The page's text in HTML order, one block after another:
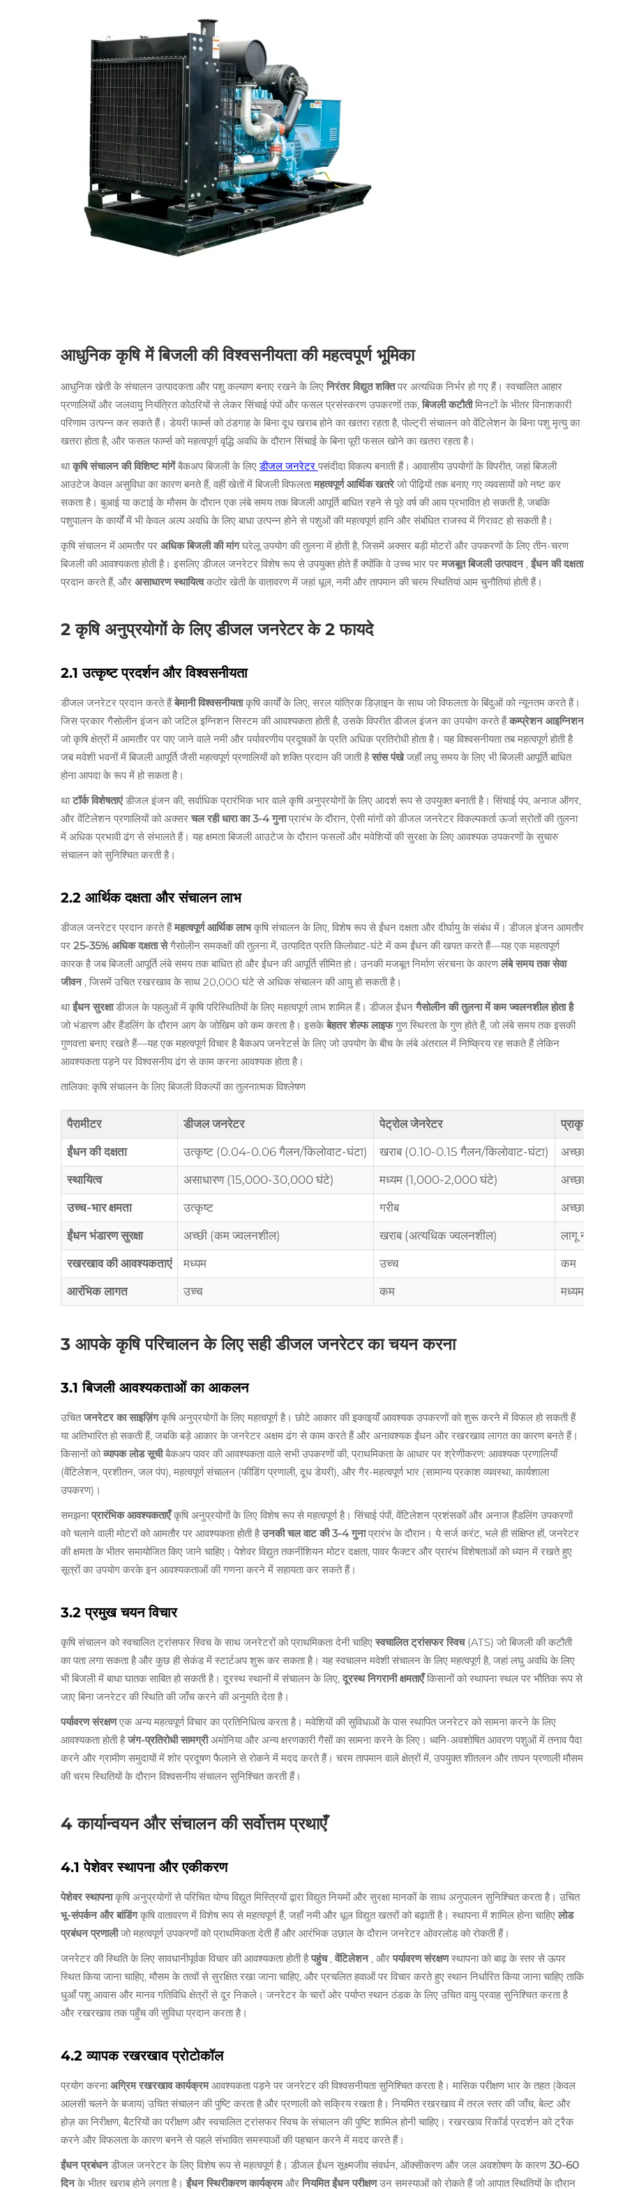
आधुनिक कृषि में बिजली की विश्वसनीयता की महत्वपूर्ण भूमिका
आधुनिक खेती के संचालन उत्पादकता और पशु कल्याण बनाए रखने के लिए निरंतर विद्युत शक्तिपर अत्यधिक निर्भर हो गए हैं। स्वचालित आहार
प्रणालियों और जलवायु नियंत्रित कोठरियों से लेकर सिंचाई पंपों और फसल प्रसंस्करण उपकरणों तक, बिजली कटौतीमिनटों के भीतर विनाशकारी
परिणाम उत्पन्न कर सकते हैं। डेयरी फार्म्स को ठंडगाह के बिना दूध खराब होने का खतरा रहता है, पोल्ट्री संचालन को वेंटिलेशन के बिना पशु मृत्यु का
खतरा होता है, और फसल फार्म्स को महत्वपूर्ण वृद्धि अवधि के दौरान सिंचाई के बिना पूरी फसल खोने का खतरा रहता है।
थाकृषि संचालन की विशिष्ट मांगेंबैकअप बिजली के लिएडीजल जनरेटर पसंदीदा विकल्प बनाती हैं। आवासीय उपयोगों के विपरीत, जहां बिजली
आउटेज केवल असुविधा का कारण बनते हैं, वहीं खेतों में बिजली विफलतामहत्वपूर्ण आर्थिक खतरेजो पीढ़ियों तक बनाए गए व्यवसायों को नष्ट कर
सकता है। बुआई या कटाई के मौसम के दौरान एक लंबे समय तक बिजली आपूर्ति बाधित रहने से पूरे वर्ष की आय प्रभावित हो सकती है, जबकि
पशुपालन के कार्यों में भी केवल अल्प अवधि के लिए बाधा उत्पन्न होने से पशुओं की महत्वपूर्ण हानि और संबंधित राजस्व में गिरावट हो सकती है।
कृषि संचालन में आमतौर पर अधिक बिजली की मांगघरेलू उपयोग की तुलना में होती है, जिसमें अक्सर बड़ी मोटरों और उपकरणों के लिए तीन-चरण
बिजली की आवश्यकता होती है। इसलिए डीजल जनरेटर विशेष रूप से उपयुक्त होते हैं क्योंकि वे उच्च भार पर मजबूत बिजली उत्पादन , ईंधन की दक्षता
प्रदान करते हैं, और असाधारण स्थायित्वकठोर खेती के वातावरण में जहां धूल, नमी और तापमान की चरम स्थितियां आम चुनौतियां होती हैं।
2 कृषि अनुप्रयोगों के लिए डीजल जनरेटर के 2 फायदे
2.1 उत्कृष्ट प्रदर्शन और विश्वसनीयता
डीजल जनरेटर प्रदान करते हैंबेमानी विश्वसनीयताकृषि कार्यों के लिए, सरल यांत्रिक डिज़ाइन के साथ जो विफलता के बिंदुओं को न्यूनतम करते हैं।
जिस प्रकार गैसोलीन इंजन को जटिल इग्निशन सिस्टम की आवश्यकता होती है, उसके विपरीत डीजल इंजन का उपयोग करते हैंकम्प्रेशन आइग्निशन
जो कृषि क्षेत्रों में आमतौर पर पाए जाने वाले नमी और पर्यावरणीय प्रदूषकों के प्रति अधिक प्रतिरोधी होता है। यह विश्वसनीयता तब महत्वपूर्ण होती है
जब मवेशी भवनों में बिजली आपूर्ति जैसी महत्वपूर्ण प्रणालियों को शक्ति प्रदान की जाती हैसांस पंखेजहाँ लघु समय के लिए भी बिजली आपूर्ति बाधित
होना आपदा के रूप में हो सकता है।
थाटॉर्क विशेषताएंडीजल इंजन की, सर्वाधिक प्रारंभिक भार वाले कृषि अनुप्रयोगों के लिए आदर्श रूप से उपयुक्त बनाती है। सिंचाई पंप, अनाज ऑगर,
और वेंटिलेशन प्रणालियों को अक्सर चल रही धारा का 3-4 गुनाप्रारंभ के दौरान, ऐसी मांगों को डीजल जनरेटर विकल्पकर्ता ऊर्जा स्रोतों की तुलना
में अधिक प्रभावी ढंग से संभालते हैं। यह क्षमता बिजली आउटेज के दौरान फसलों और मवेशियों की सुरक्षा के लिए आवश्यक उपकरणों के सुचारु
संचालन को सुनिश्चित करती है।
2.2 आर्थिक दक्षता और संचालन लाभ
डीजल जनरेटर प्रदान करते हैंमहत्वपूर्ण आर्थिक लाभकृषि संचालन के लिए, विशेष रूप से ईंधन दक्षता और दीर्घायु के संबंध में। डीजल इंजन आमतौर
पर 25-35% अधिक दक्षता सेगैसोलीन समकक्षों की तुलना में, उत्पादित प्रति किलोवाट-घंटे में कम ईंधन की खपत करते हैं—यह एक महत्वपूर्ण
कारक है जब बिजली आपूर्ति लंबे समय तक बाधित हो और ईंधन की आपूर्ति सीमित हो। उनकी मजबूत निर्माण संरचना के कारणलंबे समय तक सेवा
जीवन , जिसमें उचित रखरखाव के साथ 20,000 घंटे से अधिक संचालन की आयु हो सकती है।
थाईंधन सुरक्षाडीजल के पहलुओं में कृषि परिस्थितियों के लिए महत्वपूर्ण लाभ शामिल हैं। डीजल ईंधन गैसोलीन की तुलना में कम ज्वलनशील होता है
जो भंडारण और हैंडलिंग के दौरान आग के जोखिम को कम करता है। इसकेबेहतर शेल्फ लाइफगुण स्थिरता के गुण होते हैं, जो लंबे समय तक इसकी
गुणवत्ता बनाए रखते हैं—यह एक महत्वपूर्ण विचार है बैकअप जनरेटर्स के लिए जो उपयोग के बीच के लंबे अंतराल में निष्क्रिय रह सकते हैं लेकिन
आवश्यकता पड़ने पर विश्वसनीय ढंग से काम करना आवश्यक होता है।
तालिका: कृषि संचालन के लिए बिजली विकल्पों का तुलनात्मक विश्लेषण
पैरामीटर डीजल जनरेटर पेट्रोल जेनरेटर प्राकृतिक गैस
ईंधन की दक्षता
उत्कृष्ट (0.04-0.06 गैलन/किलोवाट-घंटा) खराब (0.10-0.15 गैलन/किलोवाट-घंटा) अच्छा (भार के
स्थायित्व
असाधारण (15,000-30,000 घंटे) मध्यम (1,000-2,000 घंटे) अच्छा
उच्च-भार क्षमता
उत्कृष्ट गरीब अच्छा
ईंधन भंडारण सुरक्षा
अच्छी (कम ज्वलनशील) खराब (अत्यधिक ज्वलनशील) लागू नहीं (पाइप
रखरखाव की आवश्यकताएं
मध्यम उच्च कम
आरंभिक लागत
उच्च कम मध्यम
3 आपके कृषि परिचालन के लिए सही डीजल जनरेटर का चयन करना
3.1 बिजली आवश्यकताओं का आकलन
उचितजनरेटर का साइज़िंगकृषि अनुप्रयोगों के लिए महत्वपूर्ण है। छोटे आकार की इकाइयाँ आवश्यक उपकरणों को शुरू करने में विफल हो सकती हैं
या अतिभारित हो सकती हैं, जबकि बड़े आकार के जनरेटर अक्षम ढंग से काम करते हैं और अनावश्यक ईंधन और रखरखाव लागत का कारण बनते हैं।
किसानों कोव्यापक लोड सूचीबैकअप पावर की आवश्यकता वाले सभी उपकरणों की, प्राथमिकता के आधार पर श्रेणीकरण: आवश्यक प्रणालियाँ
(वेंटिलेशन, प्रशीतन, जल पंप), महत्वपूर्ण संचालन (फीडिंग प्रणाली, दूध डेयरी), और गैर-महत्वपूर्ण भार (सामान्य प्रकाश व्यवस्था, कार्यशाला
उपकरण)।
समझनाप्रारंभिक आवश्यकताएँकृषि अनुप्रयोगों के लिए विशेष रूप से महत्वपूर्ण है। सिंचाई पंपों, वेंटिलेशन प्रशंसकों और अनाज हैंडलिंग उपकरणों
को चलाने वाली मोटरों को आमतौर पर आवश्यकता होती हैउनकी चल वाट की 3-4 गुनाप्रारंभ के दौरान। ये सर्ज करंट, भले ही संक्षिप्त हों, जनरेटर
की क्षमता के भीतर समायोजित किए जाने चाहिए। पेशेवर विद्युत तकनीशियन मोटर दक्षता, पावर फैक्टर और प्रारंभ विशेषताओं को ध्यान में रखते हुए
सूत्रों का उपयोग करके इन आवश्यकताओं की गणना करने में सहायता कर सकते हैं।
3.2 प्रमुख चयन विचार
कृषि संचालन को स्वचालित ट्रांसफर स्विच के साथ जनरेटरों को प्राथमिकता देनी चाहिए स्वचालित ट्रांसफर स्विच (ATS) जो बिजली की कटौती
का पता लगा सकता है और कुछ ही सेकंड में स्टार्टअप शुरू कर सकता है। यह स्वचालन मवेशी संचालन के लिए महत्वपूर्ण है, जहां लघु अवधि के लिए
भी बिजली में बाधा घातक साबित हो सकती है। दूरस्थ स्थानों में संचालन के लिए, दूरस्थ निगरानी क्षमताएँकिसानों को स्थापना स्थल पर भौतिक रूप से
जाए बिना जनरेटर की स्थिति की जाँच करने की अनुमति देता है।
पर्यावरण संरक्षणएक अन्य महत्वपूर्ण विचार का प्रतिनिधित्व करता है। मवेशियों की सुविधाओं के पास स्थापित जनरेटर को सामना करने के लिए
आवश्यकता होती हैजंग-प्रतिरोधी सामग्रीअमोनिया और अन्य क्षरणकारी गैसों का सामना करने के लिए। ध्वनि-अवशोषित आवरण पशुओं में तनाव पैदा
करने और ग्रामीण समुदायों में शोर प्रदूषण फैलाने से रोकने में मदद करते हैं। चरम तापमान वाले क्षेत्रों में, उपयुक्त शीतलन और तापन प्रणाली मौसम
की चरम स्थितियों के दौरान विश्वसनीय संचालन सुनिश्चित करती हैं।
4 कार्यान्वयन और संचालन की सर्वोत्तम प्रथाएँ
4.1 पेशेवर स्थापना और एकीकरण
पेशेवर स्थापनाकृषि अनुप्रयोगों से परिचित योग्य विद्युत मिस्त्रियों द्वारा विद्युत नियमों और सुरक्षा मानकों के साथ अनुपालन सुनिश्चित करता है। उचित
भू-संपर्कन और बांडिंगकृषि वातावरण में विशेष रूप से महत्वपूर्ण हैं, जहाँ नमी और धूल विद्युत खतरों को बढ़ाती है। स्थापना में शामिल होना चाहिए लोड
प्रबंधन प्रणालीजो महत्वपूर्ण उपकरणों को प्राथमिकता देती हैं और आरंभिक उछाल के दौरान जनरेटर ओवरलोड को रोकती हैं।
जनरेटर की स्थिति के लिए सावधानीपूर्वक विचार की आवश्यकता होती हैपहुंच , वेंटिलेशन , और पर्यावरण संरक्षणस्थापना को बाढ़ के स्तर से ऊपर
स्थित किया जाना चाहिए, मौसम के तत्वों से सुरक्षित रखा जाना चाहिए, और प्रचलित हवाओं पर विचार करते हुए स्थान निर्धारित किया जाना चाहिए ताकि
धुआँ पशु आवास और मानव गतिविधि क्षेत्रों से दूर निकले। जनरेटर के चारों ओर पर्याप्त स्थान ठंडक के लिए उचित वायु प्रवाह सुनिश्चित करता है
और रखरखाव तक पहुँच की सुविधा प्रदान करता है।
4.2 व्यापक रखरखाव प्रोटोकॉल
प्रयोग करनाअग्रिम रखरखाव कार्यक्रमआवश्यकता पड़ने पर जनरेटर की विश्वसनीयता सुनिश्चित करता है। मासिक परीक्षण भार के तहत (केवल
आलसी चलने के बजाय) उचित संचालन की पुष्टि करता है और प्रणाली को सक्रिय रखता है। नियमित रखरखाव में तरल स्तर की जाँच, बेल्ट और
होज़ का निरीक्षण, बैटरियों का परीक्षण और स्वचालित ट्रांसफर स्विच के संचालन की पुष्टि शामिल होनी चाहिए। रखरखाव रिकॉर्ड प्रदर्शन को ट्रैक
करने और विफलता के कारण बनने से पहले संभावित समस्याओं की पहचान करने में मदद करते हैं।
ईंधन प्रबंधनडीजल जनरेटर के लिए विशेष रूप से महत्वपूर्ण है। डीजल ईंधन सूक्ष्मजीव संवर्धन, ऑक्सीकरण और जल अवशोषण के कारण30-60
दिनके भीतर खराब होने लगता है। ईंधन स्थिरीकरण कार्यक्रमऔर नियमित ईंधन परीक्षणउन समस्याओं को रोकते हैं जो आपात स्थितियों के दौरान